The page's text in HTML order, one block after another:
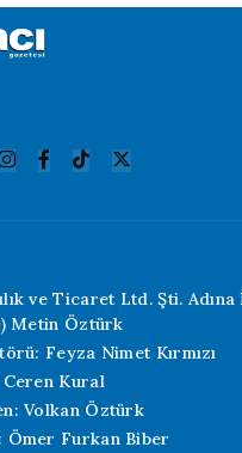
ve Ticaret Ltd. Şti.
Metin Öztürk
Feyza Nimet Kırmızı
Kural
Volkan Öztürk
Furkan Biber